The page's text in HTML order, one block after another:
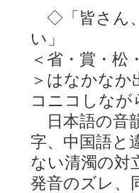
◇「皆さん
い」
＜省・賞・松
＞はなかな
コニコしなが
日本語の音
字、中国語と
ない清濁の対
発音のズレ、